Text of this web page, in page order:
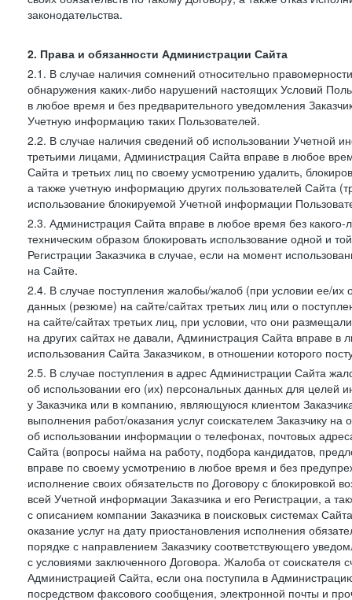
законодательства.
2. Права и обязанности Администрации Сайта
2.1. В случае наличия сомнений относительно
обнаружения каких-либо нарушений настоящих Условий
в любое время и без предварительного уведомления
Учетную информацию таких Пользователей.
2.2. В случае наличия сведений об использовании Учетной
третьими лицами, Администрация Сайта вправе в любое
Сайта и третьих лиц по своему усмотрению удалить,
а также учетную информацию других пользователей Сайта
использование блокируемой Учетной информации
2.3. Администрация Сайта вправе в любое время без
техническим образом блокировать использование одной и
Регистрации Заказчика в случае, если на момент
на Сайте.
2.4. В случае поступления жалобы/жалоб (при условии ее/их
данных (резюме) на сайте/сайтах третьих лиц или о
на сайте/сайтах третьих лиц, при условии, что они
на других сайтах не давали, Администрация Сайта вправе в
использования Сайта Заказчиком, в отношении которого
2.5. В случае поступления в адрес Администрации Сайта
об использовании его (их) персональных данных для целей
у Заказчика или в компанию, являющуюся клиентом
выполнения работ/оказания услуг соискателем Заказчику
об использовании информации о телефонах, почтовых
Сайта (вопросы найма на работу, подбора кандидатов,
вправе по своему усмотрению в любое время и без
исполнение своих обязательств по Договору с блокировкой
всей Учетной информации Заказчика и его Регистрации, а
с описанием компании Заказчика в поисковых системах
оказание услуг на дату приостановления исполнения
порядке с направлением Заказчику соответствующего
с условиями заключенного Договора. Жалоба от
Администрацией Сайта, если она поступила в
посредством факсового сообщения, электронной почты и